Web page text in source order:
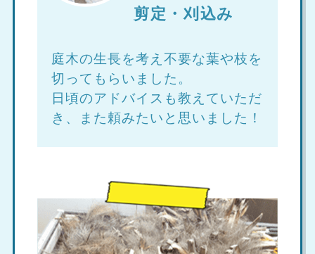
剪定・刈込み
庭木の生長を考え不要な葉や枝を
切ってもらいました。
日頃のアドバイスも教えていただ
き、また頼みたいと思いました！